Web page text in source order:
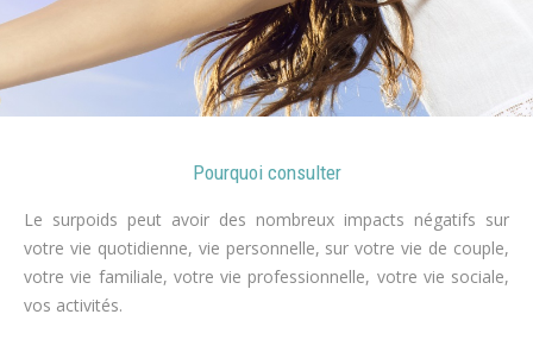
Pourquoi consulter
Le surpoids peut avoir des nombreux impacts négatifs sur
votre vie quotidienne, vie personnelle, sur votre vie de couple,
votre vie familiale, votre vie professionnelle, votre vie sociale,
vos activités.